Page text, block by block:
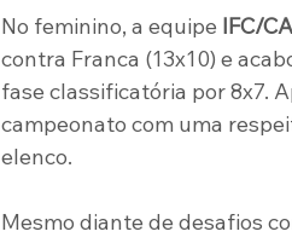
No feminino, a equipe IFC/
contra Franca (13x10) e
fase classificatória por 8x7.
campeonato com uma
elenco.
Mesmo diante de desafios